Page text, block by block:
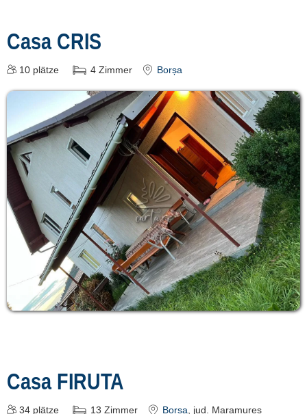
Casa CRIS
10 plätze 4 Zimmer Borșa
Casa FIRUTA
34 plätze 13 Zimmer Borșa , jud. Maramures